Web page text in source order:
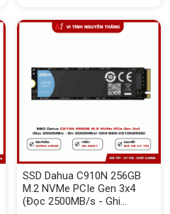
SSD Dahua C910N 256GB
M.2 NVMe PCIe Gen 3x4
(Đọc 2500MB/s - Ghi